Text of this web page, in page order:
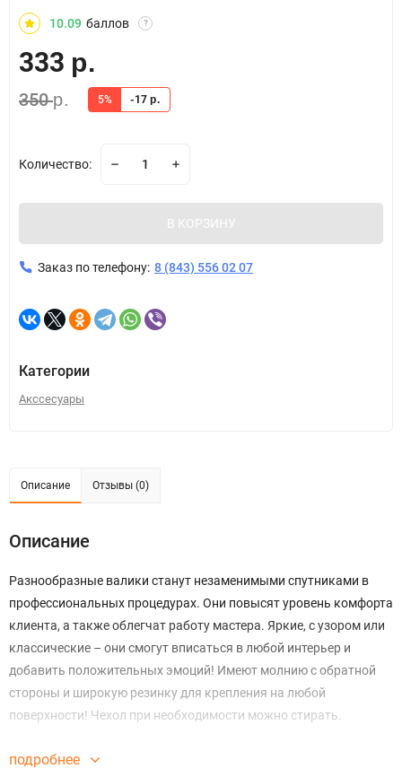
10.09 баллов ?
333 р.
350р. 5% -17 р.
Количество:
В КОРЗИНУ
Заказ по телефону: 8 (843) 556 02 07
Категории
Акссесуары
Описание Отзывы (0)
Описание
Разнообразные валики станут незаменимыми спутниками в
профессиональных процедурах. Они повысят уровень комфорта
клиента, а также облегчат работу мастера. Яркие, с узором или
классические – они смогут вписаться в любой интерьер и
добавить положительных эмоций! Имеют молнию с обратной
стороны и широкую резинку для крепления на любой
поверхности! Чехол при необходимости можно стирать.
подробнее